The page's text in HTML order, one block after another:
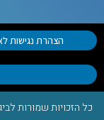
הצהרת נגישות
כל הזכויות שמורות